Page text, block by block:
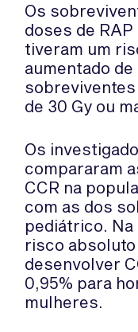
Os
doses de
tiveram um
aumentado de
de 30 Gy ou
Os
compararam
CCR na
com as dos
pediátrico. Na
risco
desenvolver
0,95% para
mulheres.